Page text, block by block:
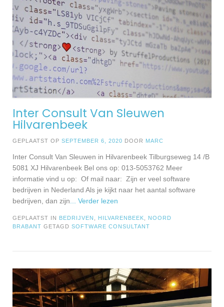
Inter Consult Van Sleuwen
Hilvarenbeek
GEPLAATST OP SEPTEMBER 6, 2020 DOOR MARC
Inter Consult Van Sleuwen in Hilvarenbeek Tilburgseweg 14 /B
5081 XJ Hilvarenbeek Bel ons op: 013-5053762 Meer
informatie vind u op: Of mail naar: Zijn er veel software
bedrijven in Nederland Als je kijkt naar het aantal software
bedrijven, dan zijn ... Verder lezen
GEPLAATST IN BEDRIJVEN HILVARENBEEK
NOORD
BRABANT GETAGD SOFTWARE CONSULTANT